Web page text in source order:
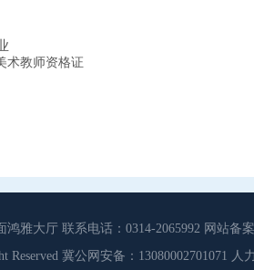
术教师资格证
雅大厅 联系电话：0314-2065992 网站备
Reserved 冀公网安备：13080002701071 人